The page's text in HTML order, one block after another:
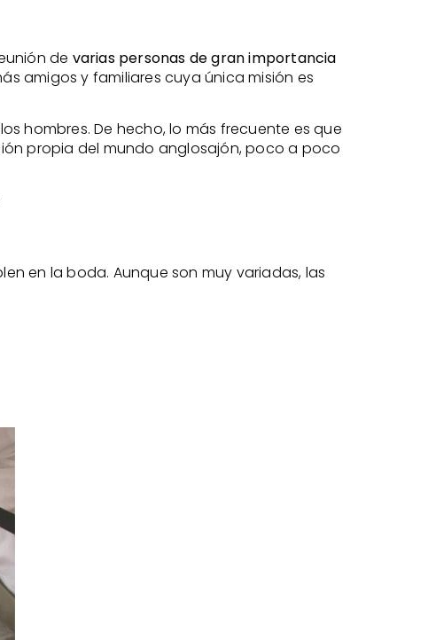
de varias personas de gran importancia
amigos y familiares cuya única misión es
hombres. De hecho, lo más frecuente es que
propia del mundo anglosajón, poco a poco
en la boda. Aunque son muy variadas, las